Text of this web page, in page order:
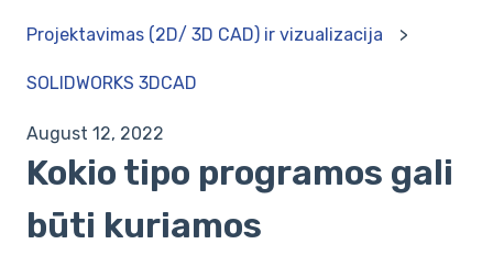
Projektavimas (2D/ 3D CAD) ir vizualizacija
SOLIDWORKS 3DCAD
August 12, 2022
Kokio tipo programos gali
būti kuriamos